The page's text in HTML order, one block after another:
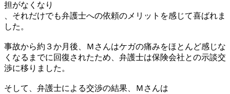
担がなくなり
、それだけでも弁護士への依頼のメリットを感じて喜ばれま
した。
事故から約３か月後、Ｍさんはケガの痛みをほとんど感じな
くなるまでに回復されたため、弁護士は保険会社との示談交
渉に移りました。
そして、弁護士による交渉の結果、Ｍさんは